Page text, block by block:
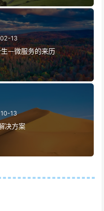
13
ᅳ微服务的来历
13
决方案